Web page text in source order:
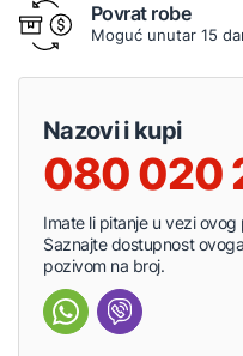
Povrat robe
Moguć unutar 15
Nazovi i kupi
080 020
Imate li pitanje u vezi
Saznajte dostupnost
pozivom na broj.